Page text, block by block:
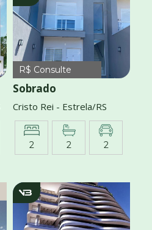
R$ Consulte
Sobrado
Cristo Rei - Estrela/RS
2 2 2
V2935